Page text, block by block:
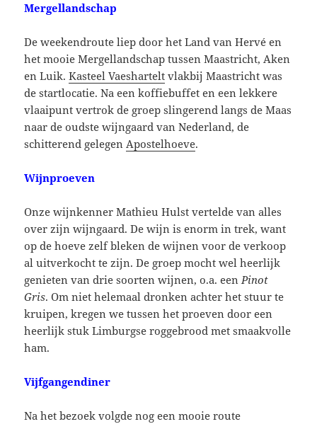
Mergellandschap
De weekendroute liep door het Land van Hervé en
het mooie Mergellandschap tussen Maastricht, Aken
en Luik.Kasteel Vaeshartelt vlakbij Maastricht was
de startlocatie. Na een koffiebuffet en een lekkere
vlaaipunt vertrok de groep slingerend langs de Maas
naar de oudste wijngaard van Nederland, de
schitterend gelegenApostelhoeve.
Wijnproeven
Onze wijnkenner Mathieu Hulst vertelde van alles
over zijn wijngaard. De wijn is enorm in trek, want
op de hoeve zelf bleken de wijnen voor de verkoop
al uitverkocht te zijn. De groep mocht wel heerlijk
genieten van drie soorten wijnen, o.a. eenPinot
Gris. Om niet helemaal dronken achter het stuur te
kruipen, kregen we tussen het proeven door een
heerlijk stuk Limburgse roggebrood met smaakvolle
ham.
Vijfgangendiner
Na het bezoek volgde nog een mooie route